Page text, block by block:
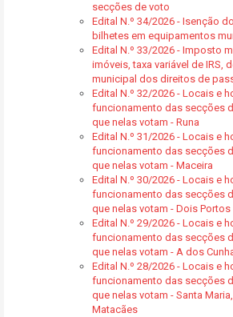
secções de voto
Edital N.º 34/2026 - Isenção
bilhetes em equipamentos
Edital N.º 33/2026 - Imposto
imóveis, taxa variável de IRS,
municipal dos direitos de
Edital N.º 32/2026 - Locais e
funcionamento das secções
que nelas votam - Runa
Edital N.º 31/2026 - Locais e
funcionamento das secções
que nelas votam - Maceira
Edital N.º 30/2026 - Locais e
funcionamento das secções
que nelas votam - Dois Portos
Edital N.º 29/2026 - Locais e
funcionamento das secções
que nelas votam - A dos
Edital N.º 28/2026 - Locais e
funcionamento das secções
que nelas votam - Santa
Matacães